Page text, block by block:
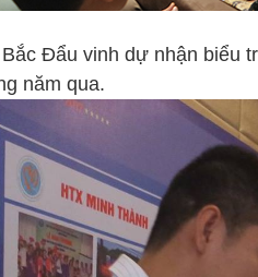
Đẩu vinh dự nhận biểu
năm qua.